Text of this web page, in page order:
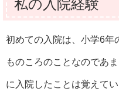
私の入院経験
初めての入院は、小学6年
ものころのことなのであ
に入院したことは覚えてい